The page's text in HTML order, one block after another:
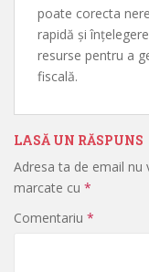
poate corecta
rapidă și
resurse pentru a
fiscală.
LASĂ UN RĂSPUNS
Adresa ta de email nu
marcate cu *
Comentariu *